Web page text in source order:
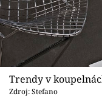
Trendy v
Zdroj: Stefano